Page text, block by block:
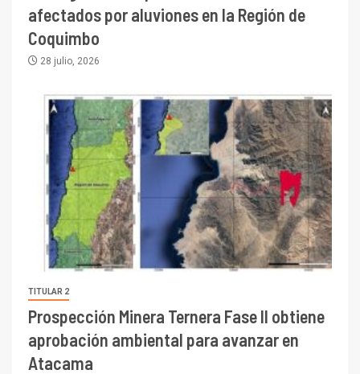
afectados por aluviones en la Región de
Coquimbo
28 julio, 2026
TITULAR 2
Prospección Minera Ternera Fase II obtiene
aprobación ambiental para avanzar en
Atacama